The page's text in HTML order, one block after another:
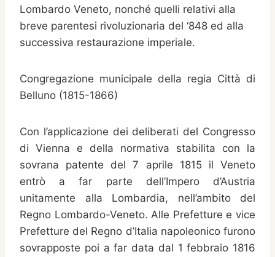
Lombardo Veneto, nonché quelli relativi alla
breve parentesi rivoluzionaria del ‘848 ed alla
successiva restaurazione imperiale.
Congregazione municipale della regia Città di
Belluno (1815-1866)
Con l’applicazione dei deliberati del Congresso
di Vienna e della normativa stabilita con la
sovrana patente del 7 aprile 1815 il Veneto
entrò a far parte dell’Impero d’Austria
unitamente alla Lombardia, nell’ambito del
Regno Lombardo-Veneto. Alle Prefetture e vice
Prefetture del Regno d’Italia napoleonico furono
sovrapposte poi a far data dal 1 febbraio 1816